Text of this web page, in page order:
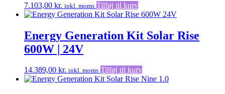
7.103,00 kr. inkl. moms Tilføj til kurv
Energy Generation Kit Solar Rise
600W | 24V
14.389,00 kr. inkl. moms Tilføj til kurv